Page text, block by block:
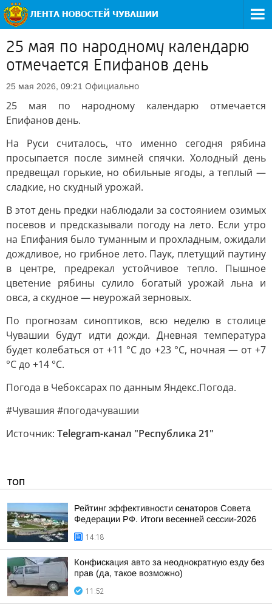
25 мая по народному календарю
отмечается Епифанов день
25 мая 2026, 09:21 Официально
25 мая по народному календарю отмечается
Епифанов день.
На Руси считалось, что именно сегодня рябина
просыпается после зимней спячки. Холодный день
предвещал горькие, но обильные ягоды, а теплый —
сладкие, но скудный урожай.
В этот день предки наблюдали за состоянием озимых
посевов и предсказывали погоду на лето. Если утро
на Епифания было туманным и прохладным, ожидали
дождливое, но грибное лето. Паук, плетущий паутину
в центре, предрекал устойчивое тепло. Пышное
цветение рябины сулило богатый урожай льна и
овса, а скудное — неурожай зерновых.
По прогнозам синоптиков, всю неделю в столице
Чувашии будут идти дожди. Дневная температура
будет колебаться от +11 °C до +23 °C, ночная — от +7
°C до +14 °C.
Погода в Чебоксарах по данным Яндекс.Погода.
#Чувашия #погодачувашии
Источник: Telegram-канал "Республика 21"
ТОП
Рейтинг эффективности сенаторов Совета
Федерации РФ. Итоги весенней сессии-2026
14:18
Конфискация авто за неоднократную езду без
прав (да, такое возможно)
11:52